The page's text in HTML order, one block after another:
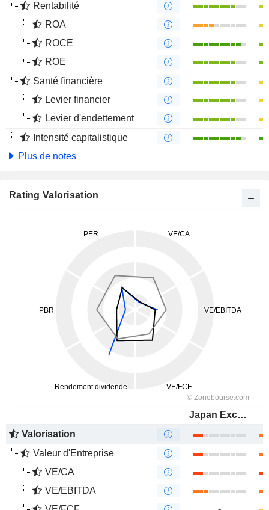
Rentabilité
ROA
ROCE
ROE
Santé financière
Levier financier
Levier d'endettement
Intensité capitalistique
Plus de notes
Rating Valorisation
Japan Exchange Group, Inc.
Valorisation
Valeur d'Entreprise
VE/CA
VE/EBITDA